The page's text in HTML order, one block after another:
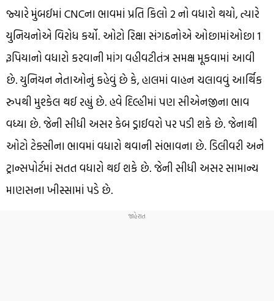
જ્યારે મુંબઈમાં CNCના ભાવમાં પ્રતિ કિલો 2 નો વધારો થયો, ત્યારે
યુનિયનોએ વિરોધ કર્યો. ઓટો રિક્ષા સંગઠનોએ ઓછામાંઓછા 1
રૂપિયાનો વધારો કરવાની માંગ વહીવટીતંત્ર સમક્ષ મૂકવામાં આવી
છે. યુનિયન નેતાઓનું કહેવું છે કે, હાલમાં વાહન ચલાવવું આર્થિક
રુપથી મુશ્કેલ થઈ રહ્યું છે. હવે દિલ્હીમાં પણ સીએનજીના ભાવ
વધ્યા છે. જેની સીધી અસર કેબ ડ્રાઈવરો પર પડી શકે છે. જેનાથી
ઓટો ટેક્સીના ભાવમાં વધારો થવાની સંભાવના છે. ડિલીવરી અને
ટ્રાન્સપોર્ટમાં સતત વધારો થઈ શકે છે. જેની સીધી અસર સામાન્ય
માણસના ખીસ્સામાં પડે છે.